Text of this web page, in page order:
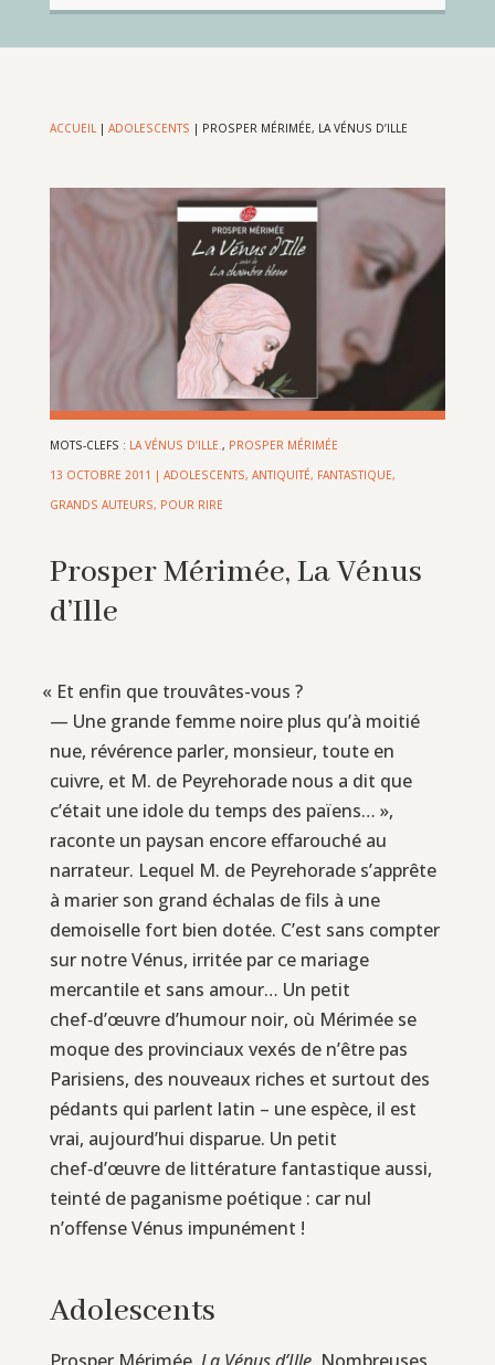
ACCUEIL| ADOLESCENTS | PROSPER MÉRIMÉE, LA VÉNUS D’ILLE
MOTS-CLEFS : LA VÉNUS D’ILLE. , PROSPER MÉRIMÉE
13 OCTOBRE 2011 | ADOLESCENTS, ANTIQUITÉ, FANTASTIQUE,
GRANDS AUTEURS, POUR RIRE
Prosper Mérimée, La Vénus
d’Ille
« Et enfin que trouvâtes-vous ?
— Une grande femme noire plus qu’à moitié
nue, révérence parler, monsieur, toute en
cuivre, et M. de Peyrehorade nous a dit que
c’était une idole du temps des païens… »,
raconte un paysan encore effarouché au
narrateur. Lequel M. de Peyrehorade s’apprête
à marier son grand échalas de fils à une
demoiselle fort bien dotée. C’est sans compter
sur notre Vénus, irritée par ce mariage
mercantile et sans amour… Un petit
chef‑d’œuvre d’humour noir, où Mérimée se
moque des provinciaux vexés de n’être pas
Parisiens, des nouveaux riches et surtout des
pédants qui parlent latin – une espèce, il est
vrai, aujourd’hui disparue. Un petit
chef‑d’œuvre de littérature fantastique aussi,
teinté de paganisme poétique : car nul
n’offense Vénus impunément !
Adolescents